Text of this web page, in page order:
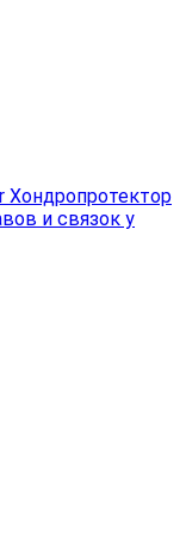
Хондропротектор
и связок у